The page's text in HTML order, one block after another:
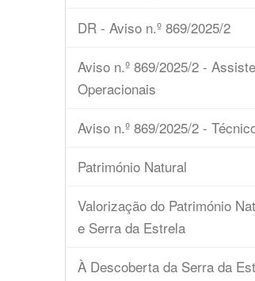
DR - Aviso n.º 869/2025/2
Aviso n.º 869/2025/2 -
Operacionais
Aviso n.º 869/2025/2 -
Património Natural
Valorização do Património
e Serra da Estrela
À Descoberta da Serra da